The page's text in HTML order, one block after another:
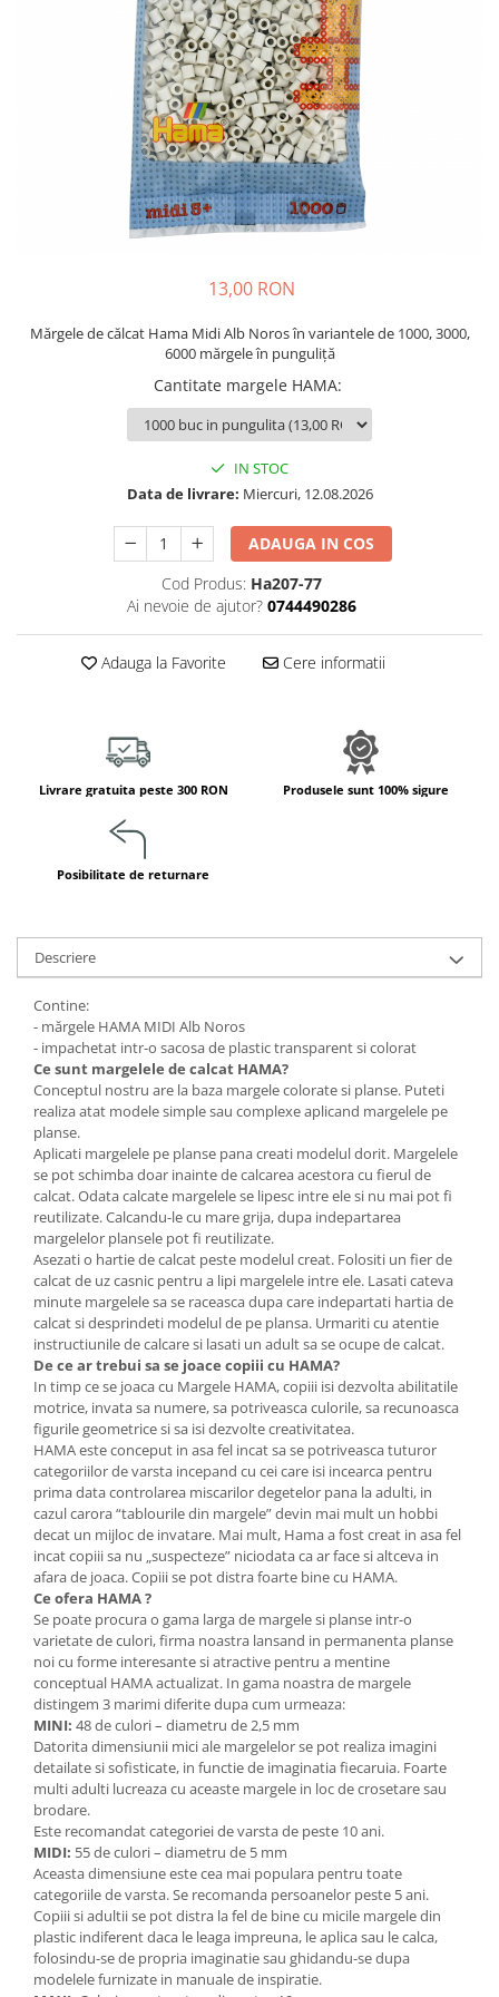
Biciclete si Triciclete
Biciclete VIKING
Biciclete Viking Challange
Biciclete Viking Explorer
Amenajări camere senzoriale
Echipamente camere senzoriale
Oferte pentru Camere Senzoriale
Creativitate si indemanare
Instrumente muzicale
Jocuri matematice
Jucării de sortare
Dezvoltare psihomotrica
Jucarii de echilibru
Module din burete
Motricitate fina
Saltele
Wellness
Diverse jucarii educative
Apa si nisip
Dezvoltarea limbajului
Figurine
Mobilier gradinita
Montessori
Spații de joacă
Educatie inovativa
Anatomie
Comunicare
Dezvoltare timpurie
Experimente
Forme
Joc imaginativ
Jucării interactive
Lumina
Lumini si culori
Magnetism
Matematica
Pregătire pentru școală
Pregătirea scrierii de mână
Secventialitate
Sortare si numarare
Stiinte
Mărgele de călcat HAMA
Hama Maxi Sticks
Margele HAMA MAXI
Mărgele HAMA MIDI
Mărgele HAMA MINI
Perceperea timpului - TimeTimer
Stimulare senzoriala
Stimulare auditiva
13,00 RON
Mărgele de călcat Hama Midi Alb Noros în variantele de 1000, 3000,
6000 mărgele în punguliță
Cantitate margele HAMA:
IN STOC
Data de livrare: Miercuri, 12.08.2026
ADAUGA IN COS
Cod Produs: Ha207-77
Ai nevoie de ajutor? 0744490286
Adauga la Favorite Cere informatii
Livrare gratuita peste 300 RON Produsele sunt 100% sigure
Posibilitate de returnare
Descriere
Contine:
- mărgele HAMA MIDI Alb Noros
- impachetat intr-o sacosa de plastic transparent si colorat
Ce sunt margelele de calcat HAMA?
Conceptul nostru are la baza margele colorate si planse. Puteti
realiza atat modele simple sau complexe aplicand margelele pe
planse.
Aplicati margelele pe planse pana creati modelul dorit. Margelele
se pot schimba doar inainte de calcarea acestora cu fierul de
calcat. Odata calcate margelele se lipesc intre ele si nu mai pot fi
reutilizate. Calcandu-le cu mare grija, dupa indepartarea
margelelor plansele pot fi reutilizate.
Asezati o hartie de calcat peste modelul creat. Folositi un fier de
calcat de uz casnic pentru a lipi margelele intre ele. Lasati cateva
minute margelele sa se raceasca dupa care indepartati hartia de
calcat si desprindeti modelul de pe plansa. Urmariti cu atentie
instructiunile de calcare si lasati un adult sa se ocupe de calcat.
De ce ar trebui sa se joace copiii cu HAMA?
In timp ce se joaca cu Margele HAMA, copiii isi dezvolta abilitatile
motrice, invata sa numere, sa potriveasca culorile, sa recunoasca
figurile geometrice si sa isi dezvolte creativitatea.
HAMA este conceput in asa fel incat sa se potriveasca tuturor
categoriilor de varsta incepand cu cei care isi incearca pentru
prima data controlarea miscarilor degetelor pana la adulti, in
cazul carora “tablourile din margele” devin mai mult un hobbi
decat un mijloc de invatare. Mai mult, Hama a fost creat in asa fel
incat copiii sa nu „suspecteze” niciodata ca ar face si altceva in
afara de joaca. Copiii se pot distra foarte bine cu HAMA.
Ce ofera HAMA ?
Se poate procura o gama larga de margele si planse intr-o
varietate de culori, firma noastra lansand in permanenta planse
noi cu forme interesante si atractive pentru a mentine
conceptual HAMA actualizat. In gama noastra de margele
distingem 3 marimi diferite dupa cum urmeaza:
MINI: 48 de culori – diametru de 2,5 mm
Datorita dimensiunii mici ale margelelor se pot realiza imagini
detailate si sofisticate, in functie de imaginatia fiecaruia. Foarte
multi adulti lucreaza cu aceaste margele in loc de crosetare sau
brodare.
Este recomandat categoriei de varsta de peste 10 ani.
MIDI: 55 de culori – diametru de 5 mm
Aceasta dimensiune este cea mai populara pentru toate
categoriile de varsta. Se recomanda persoanelor peste 5 ani.
Copiii si adultii se pot distra la fel de bine cu micile margele din
plastic indiferent daca le leaga impreuna, le aplica sau le calca,
folosindu-se de propria imaginatie sau ghidandu-se dupa
modelele furnizate in manuale de inspiratie.